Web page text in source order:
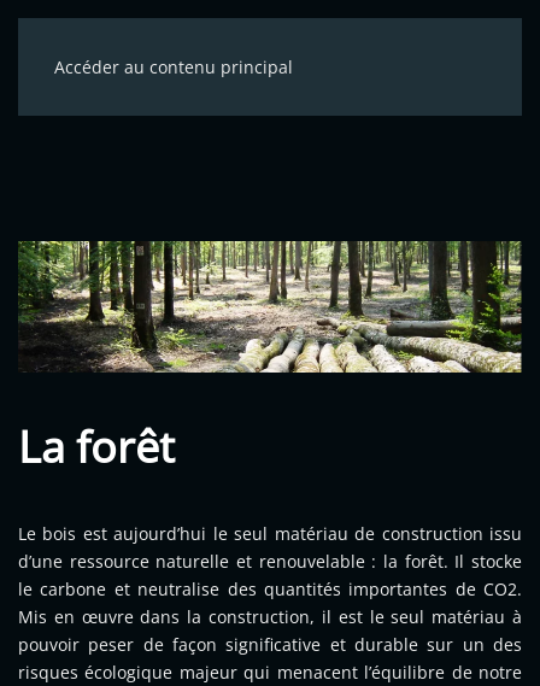
Accéder au contenu principal
La forêt
Le bois est aujourd’hui le seul matériau de construction issu
d’une ressource naturelle et renouvelable : la forêt. Il stocke
le carbone et neutralise des quantités importantes de CO2.
Mis en œuvre dans la construction, il est le seul matériau à
pouvoir peser de façon significative et durable sur un des
risques écologique majeur qui menacent l’équilibre de notre